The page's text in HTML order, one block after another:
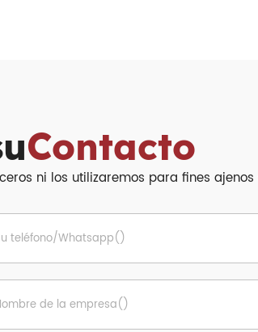
Contacto
ni los utilizaremos para fines